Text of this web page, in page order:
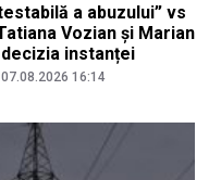
a abuzului” vs
Vozian și Marian
instanței
07.08.2026 16:14